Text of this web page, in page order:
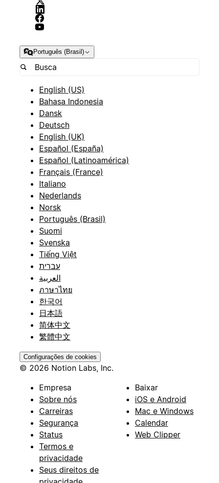
Português (Brasil)
English (US)
Bahasa Indonesia
Dansk
Deutsch
English (UK)
Español (España)
Español (Latinoamérica)
Français (France)
Italiano
Nederlands
Norsk
Português (Brasil)
Suomi
Svenska
Tiếng Việt
עברית
العربية
ภาษาไทย
한국어
日本語
简体中文
繁體中文
Configurações de cookies
© 2026 Notion Labs, Inc.
Empresa
Sobre nós
Carreiras
Segurança
Status
Termos e
privacidade
Seus direitos de
Baixar
iOS e Android
Mac e Windows
Calendar
Web Clipper